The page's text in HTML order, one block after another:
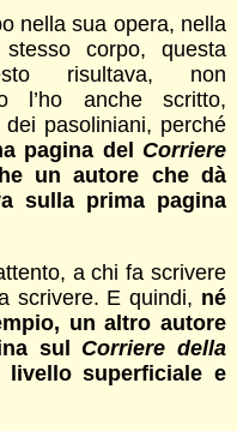
nella sua opera, nella
corpo, questa
risultava, non
l’ho anche scritto,
pasoliniani, perché
pagina del Corriere
un autore che dà
sulla prima pagina
a chi fa scrivere
scrivere. E quindi, né
un altro autore
sul Corriere della
superficiale e